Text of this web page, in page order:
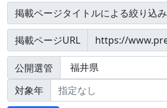
掲載ページタイトルによる絞り込み
掲載ページURL
公開選管
対象年